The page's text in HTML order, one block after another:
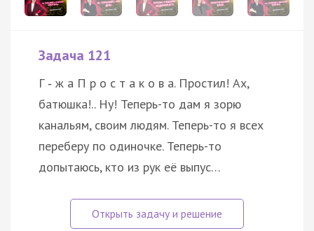
Задача 121
Г ‑ ж а П р о с т а к о в а. Простил! Ах,
батюшка!.. Ну! Теперь-то дам я зорю
канальям, своим людям. Теперь-то я всех
переберу по одиночке. Теперь-то
допытаюсь, кто из рук её выпус…